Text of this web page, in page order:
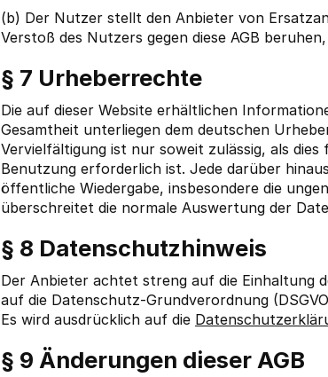
(b) Der Nutzer stellt den Anbieter von
Verstoß des Nutzers gegen diese AGB
§ 7 Urheberrechte
Die auf dieser Website erhältlichen
Gesamtheit unterliegen dem deutschen
Vervielfältigung ist nur soweit zulässig, als
Benutzung erforderlich ist. Jede darüber
öffentliche Wiedergabe, insbesondere die
überschreitet die normale Auswertung der
§ 8 Datenschutzhinweis
Der Anbieter achtet streng auf die Einhaltung
auf die Datenschutz-Grundverordnung
Es wird ausdrücklich auf die
§ 9 Änderungen dieser AGB